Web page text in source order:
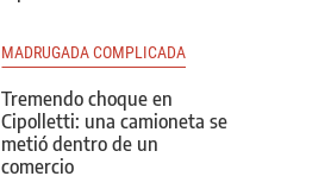
MADRUGADA COMPLICADA
Tremendo choque en
Cipolletti: una camioneta se
metió dentro de un
comercio